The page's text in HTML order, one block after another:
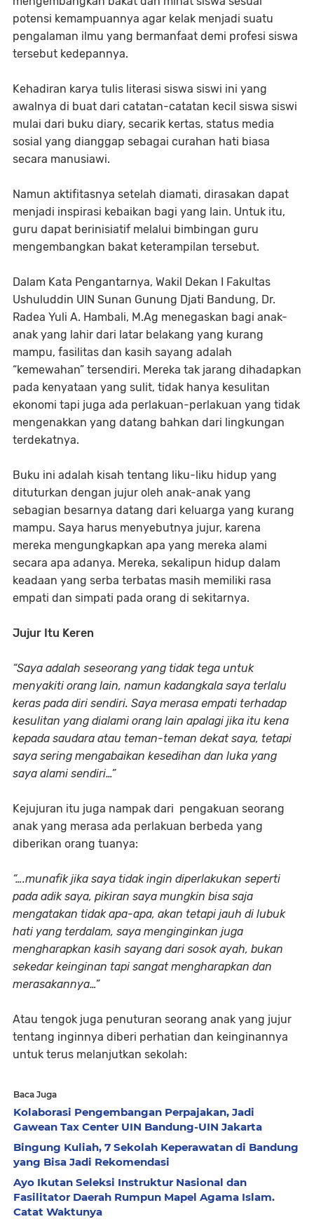
potensi kemampuannya agar kelak menjadi suatu
pengalaman ilmu yang bermanfaat demi profesi siswa
tersebut kedepannya.
Kehadiran karya tulis literasi siswa siswi ini yang
awalnya di buat dari catatan-catatan kecil siswa siswi
mulai dari buku diary, secarik kertas, status media
sosial yang dianggap sebagai curahan hati biasa
secara manusiawi.
Namun aktifitasnya setelah diamati, dirasakan dapat
menjadi inspirasi kebaikan bagi yang lain. Untuk itu,
guru dapat berinisiatif melalui bimbingan guru
mengembangkan bakat keterampilan tersebut.
Dalam Kata Pengantarnya, Wakil Dekan I Fakultas
Ushuluddin UIN Sunan Gunung Djati Bandung, Dr.
Radea Yuli A. Hambali, M.Ag menegaskan bagi anak-
anak yang lahir dari latar belakang yang kurang
mampu, fasilitas dan kasih sayang adalah
“kemewahan” tersendiri. Mereka tak jarang dihadapkan
pada kenyataan yang sulit, tidak hanya kesulitan
ekonomi tapi juga ada perlakuan-perlakuan yang tidak
mengenakkan yang datang bahkan dari lingkungan
terdekatnya.
Buku ini adalah kisah tentang liku-liku hidup yang
dituturkan dengan jujur oleh anak-anak yang
sebagian besarnya datang dari keluarga yang kurang
mampu. Saya harus menyebutnya jujur, karena
mereka mengungkapkan apa yang mereka alami
secara apa adanya. Mereka, sekalipun hidup dalam
keadaan yang serba terbatas masih memiliki rasa
empati dan simpati pada orang di sekitarnya.
Jujur Itu Keren
“Saya adalah seseorang yang tidak tega untuk
menyakiti orang lain, namun kadangkala saya terlalu
keras pada diri sendiri. Saya merasa empati terhadap
kesulitan yang dialami orang lain apalagi jika itu kena
kepada saudara atau teman-teman dekat saya, tetapi
saya sering mengabaikan kesedihan dan luka yang
saya alami sendiri…”
Kejujuran itu juga nampak dari pengakuan seorang
anak yang merasa ada perlakuan berbeda yang
diberikan orang tuanya:
“….munafik jika saya tidak ingin diperlakukan seperti
pada adik saya, pikiran saya mungkin bisa saja
mengatakan tidak apa-apa, akan tetapi jauh di lubuk
hati yang terdalam, saya menginginkan juga
mengharapkan kasih sayang dari sosok ayah, bukan
sekedar keinginan tapi sangat mengharapkan dan
merasakannya…”
Atau tengok juga penuturan seorang anak yang jujur
tentang inginnya diberi perhatian dan keinginannya
untuk terus melanjutkan sekolah:
Baca Juga
Kolaborasi Pengembangan Perpajakan, Jadi
Gawean Tax Center UIN Bandung-UIN Jakarta
Bingung Kuliah, 7 Sekolah Keperawatan di Bandung
yang Bisa Jadi Rekomendasi
Ayo Ikutan Seleksi Instruktur Nasional dan
Fasilitator Daerah Rumpun Mapel Agama Islam.
Catat Waktunya